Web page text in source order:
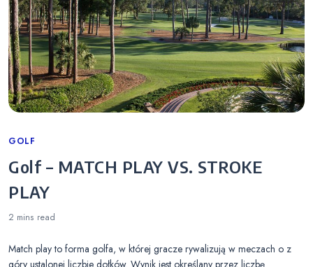
Categories
GOLF
Golf – MATCH PLAY VS. STROKE
PLAY
2 mins read
Match play to forma golfa, w której gracze rywalizują w meczach o z
góry ustalonej liczbie dołków. Wynik jest określany przez liczbę